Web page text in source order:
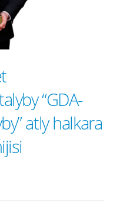
“GDA-
atly halkara